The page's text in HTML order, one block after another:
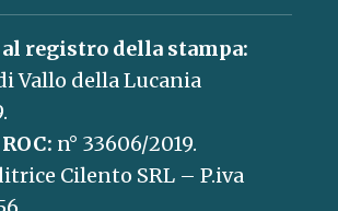
registro della stampa:
Vallo della Lucania
n° 33606/2019.
Cilento SRL – P.iva